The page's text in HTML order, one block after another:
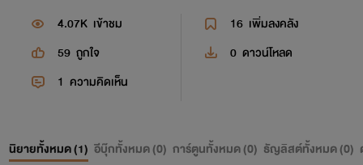
4.07K เข้าชม 16 เพิ่มลงคลัง
59 ถูกใจ 0 ดาวน์โหลด
1 ความคิดเห็น
นิยายทั้งหมด (1) อีบุ๊กทั้งหมด (0) การ์ตูนทั้งหมด (0) ธัญลิสต์ทั้งหมด (0)